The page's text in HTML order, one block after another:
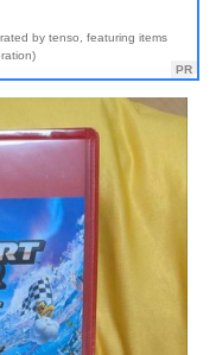
by tenso, featuring items